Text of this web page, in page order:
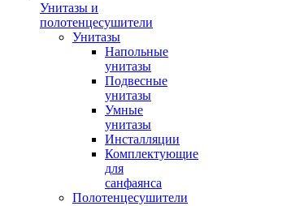
Унитазы и
полотенцесушители
Унитазы
Напольные
унитазы
Подвесные
унитазы
Умные
унитазы
Инсталляции
Комплектующие
для
санфаянса
Полотенцесушители